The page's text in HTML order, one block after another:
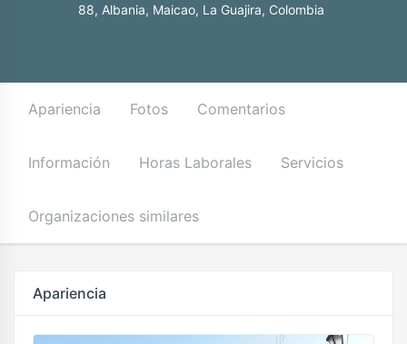
88, Albania, Maicao, La Guajira, Colombia
Apariencia Fotos Comentarios
Información Horas Laborales Servicios
Organizaciones similares
Apariencia